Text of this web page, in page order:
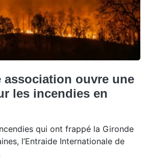
association ouvre une
les incendies en
qui ont frappé la Gironde
l’Entraide Internationale de